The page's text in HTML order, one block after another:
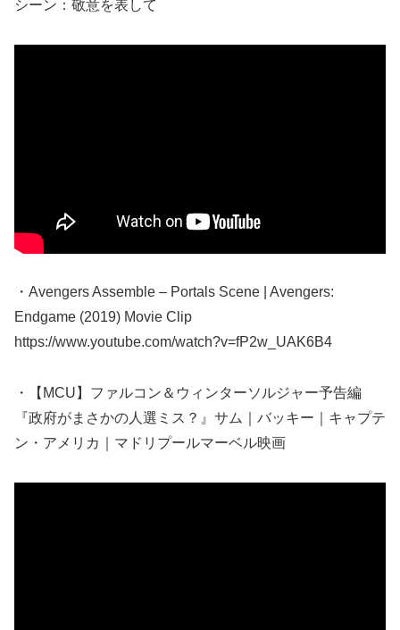
シーン：敬意を表して
・Avengers Assemble – Portals Scene | Avengers:
Endgame (2019) Movie Clip
https://www.youtube.com/watch?v=fP2w_UAK6B4
・【MCU】ファルコン＆ウィンターソルジャー予告編
『政府がまさかの人選ミス？』サム｜バッキー｜キャプテ
ン・アメリカ｜マドリプールマーベル映画